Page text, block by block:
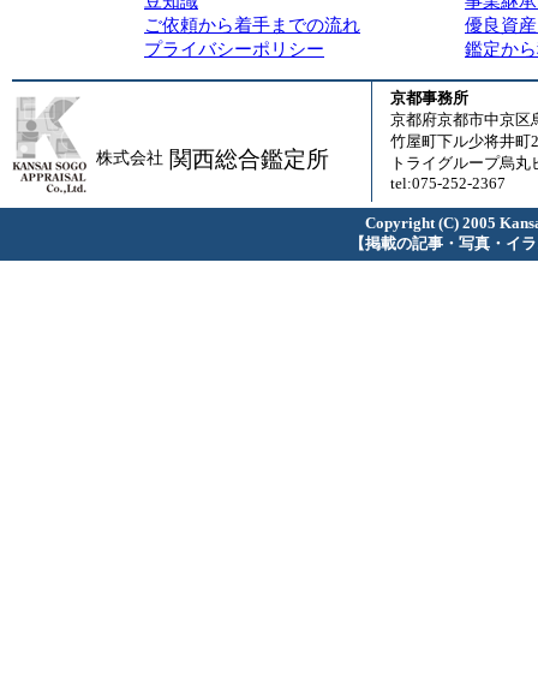
ご依頼から着手までの流れ
プライバシーポリシー
優良資
鑑定か
株式会社 関西総合鑑定所
京都事務所
京都府京都市中京区
竹屋町下ル少将井町
トライグループ烏丸
tel:075-252-2367
Copyright (C) 2005
【掲載の記事・写真・イラ